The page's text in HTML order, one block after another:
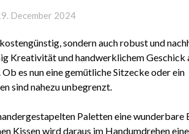
December 2024
sondern auch robust und
Kreativität und handwerklichem Geschick
es nun eine gemütliche Sitzecke oder ein
sind nahezu unbegrenzt.
Paletten eine wunderbare
Kissen wird daraus im Handumdrehen